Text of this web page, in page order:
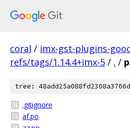
coral / imx-gst-plugins-
refs/tags/1.14.4+imx-5 / . /
tree:
.gitignore
af.po